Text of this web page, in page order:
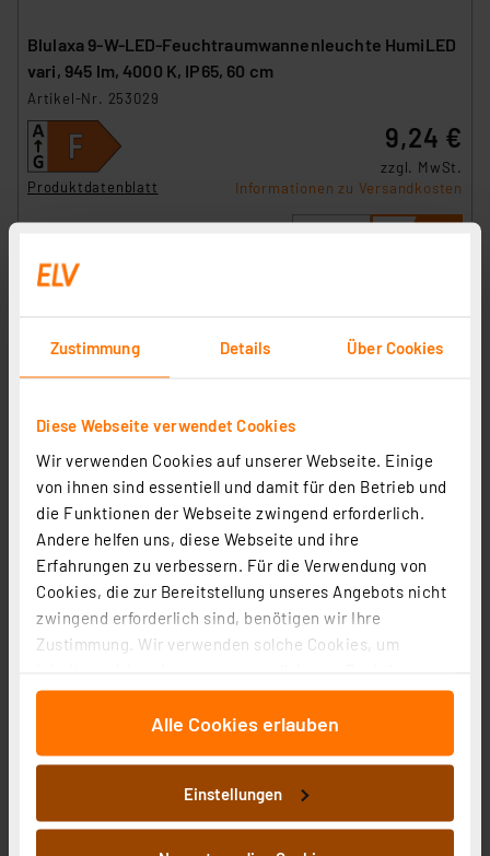
Zustimmung Details Über Cookies
Diese Webseite verwendet Cookies
Wir verwenden Cookies auf unserer Webseite. Einige
von ihnen sind essentiell und damit für den Betrieb und
die Funktionen der Webseite zwingend erforderlich.
Andere helfen uns, diese Webseite und ihre
Erfahrungen zu verbessern. Für die Verwendung von
Cookies, die zur Bereitstellung unseres Angebots nicht
zwingend erforderlich sind, benötigen wir Ihre
Zustimmung. Wir verwenden solche Cookies, um
für soziale Medien anbieten zu können und die Zugriffe
auf unsere Website zu analysieren. Außerdem geben
wir Informationen zu Ihrer Verwendung unserer Website
an unsere Partner für soziale Medien, Werbung und
Analysen weiter. Unsere Partner führen diese
Informationen möglicherweise mit weiteren Daten
Alle Cookies erlauben
Einstellungen
Blulaxa 9-W-LED-Feuchtraumwannenleuchte HumiLED
vari, 945 lm, 4000 K, IP65, 60 cm
Artikel-Nr. 253029
Produktdatenblatt
9,24 €
zzgl. MwSt.
Informationen zu Versandkosten
Blulaxa 3er-Set 18-W-LED-Feuchtraumwannenleuchte
HumiLED vari, 1900 lm, 4000 K, IP65, 120 cm
Artikel-Nr. 254005
2 3 4 5 (1)
Produktdatenblatt
32,61 €
Informationen zu Versandkosten